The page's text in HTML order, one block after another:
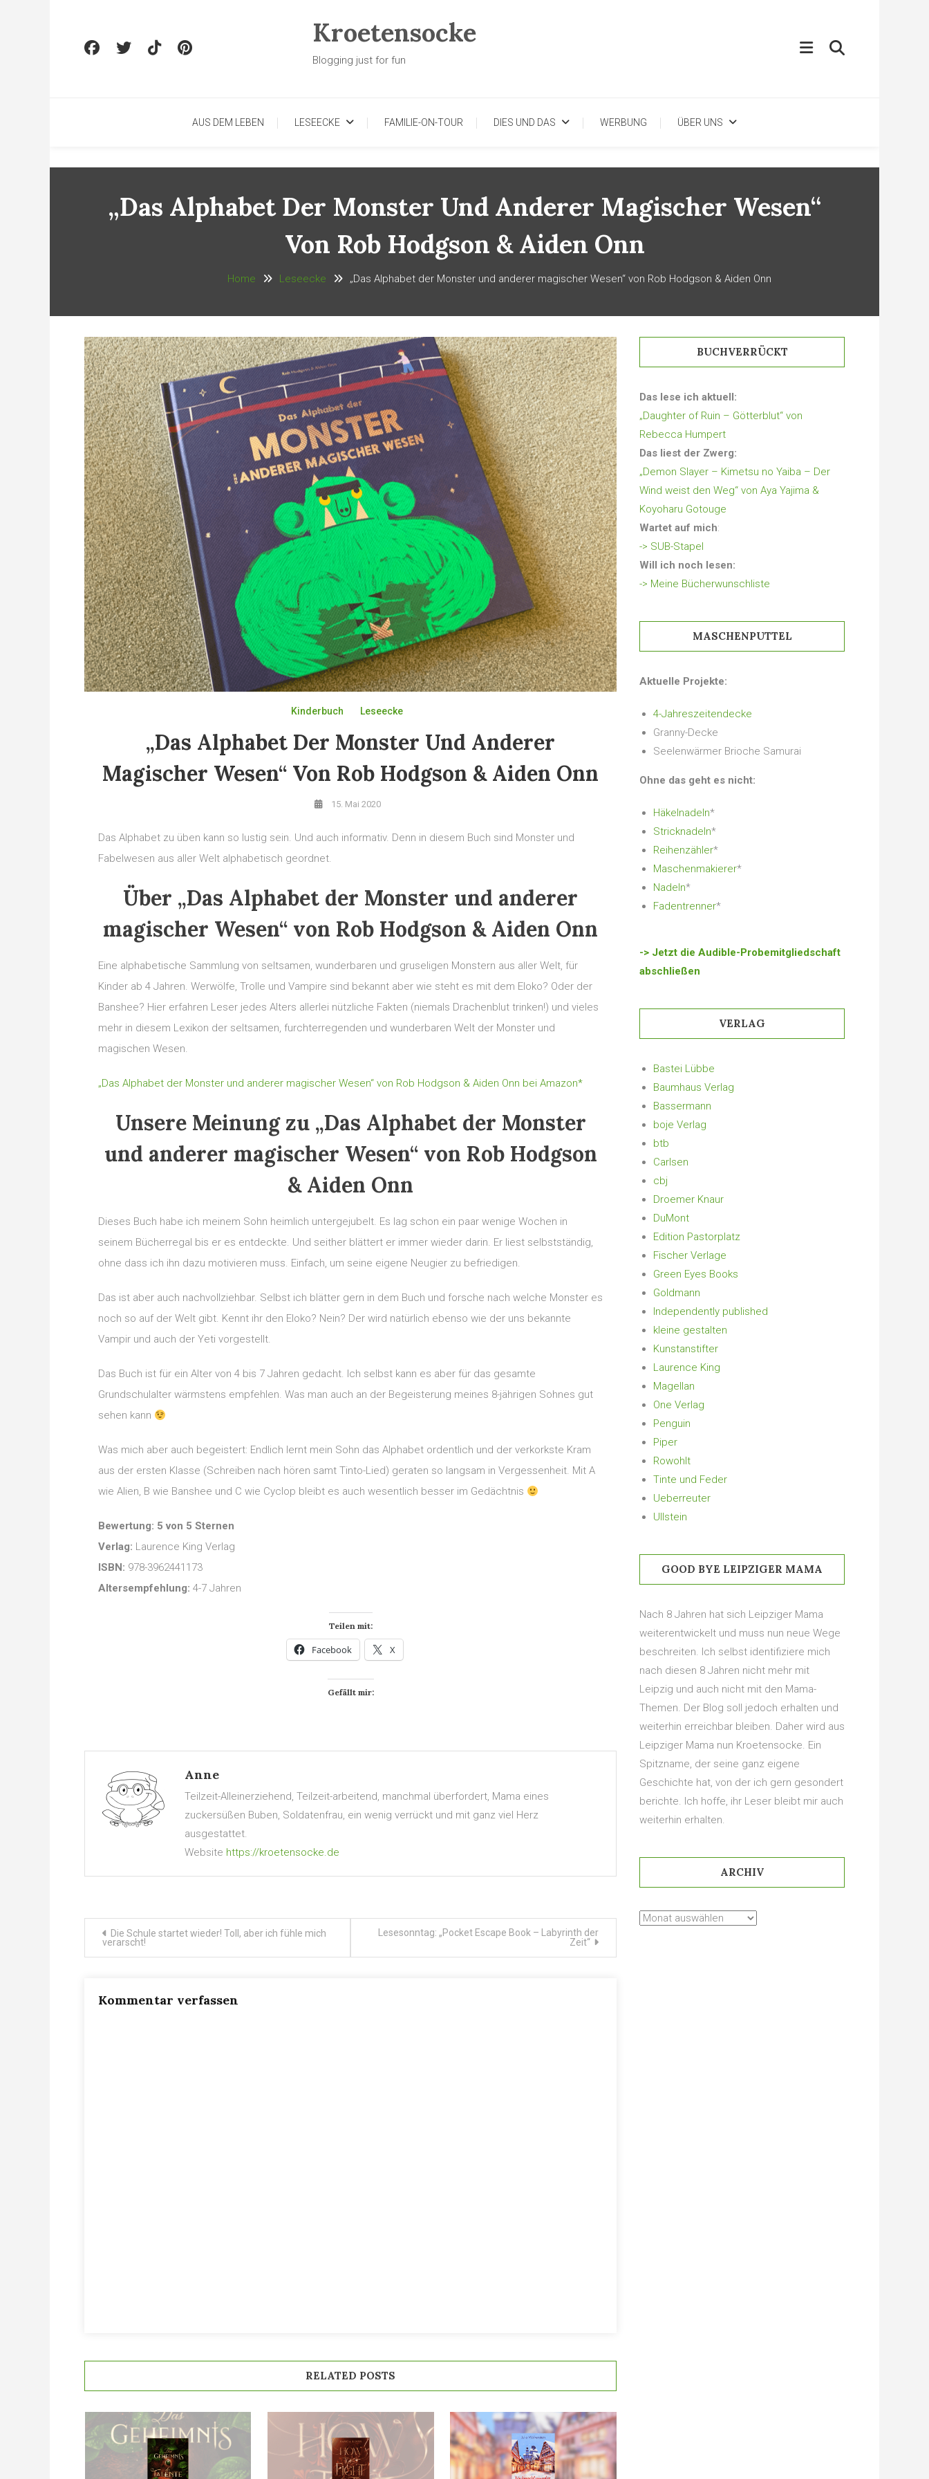
Kroetensocke
Blogging just for fun
AUS DEM LEBEN LESEECKE FAMILIE-ON-TOUR DIES UND DAS WERBUNG ÜBER UNS
„Das Alphabet Der Monster Und Anderer Magischer Wesen“
Von Rob Hodgson & Aiden Onn
Home Leseecke „Das Alphabet der Monster und anderer magischer Wesen“ von Rob Hodgson & Aiden Onn
Kinderbuch Leseecke
„Das Alphabet Der Monster Und Anderer
Magischer Wesen“ Von Rob Hodgson & Aiden Onn
15. Mai 2020
Das Alphabet zu üben kann so lustig sein. Und auch informativ. Denn in diesem Buch sind Monster und
Fabelwesen aus aller Welt alphabetisch geordnet.
Über „Das Alphabet der Monster und anderer
magischer Wesen“ von Rob Hodgson & Aiden Onn
Eine alphabetische Sammlung von seltsamen, wunderbaren und gruseligen Monstern aus aller Welt, für
Kinder ab 4 Jahren. Werwölfe, Trolle und Vampire sind bekannt aber wie steht es mit dem Eloko? Oder der
Banshee? Hier erfahren Leser jedes Alters allerlei nützliche Fakten (niemals Drachenblut trinken!) und vieles
mehr in diesem Lexikon der seltsamen, furchterregenden und wunderbaren Welt der Monster und
magischen Wesen.
„Das Alphabet der Monster und anderer magischer Wesen“ von Rob Hodgson & Aiden Onn bei Amazon*
Unsere Meinung zu „Das Alphabet der Monster
und anderer magischer Wesen“ von Rob Hodgson
& Aiden Onn
Dieses Buch habe ich meinem Sohn heimlich untergejubelt. Es lag schon ein paar wenige Wochen in
seinem Bücherregal bis er es entdeckte. Und seither blättert er immer wieder darin. Er liest selbstständig,
ohne dass ich ihn dazu motivieren muss. Einfach, um seine eigene Neugier zu befriedigen.
Das ist aber auch nachvollziehbar. Selbst ich blätter gern in dem Buch und forsche nach welche Monster es
noch so auf der Welt gibt. Kennt ihr den Eloko? Nein? Der wird natürlich ebenso wie der uns bekannte
Vampir und auch der Yeti vorgestellt.
Das Buch ist für ein Alter von 4 bis 7 Jahren gedacht. Ich selbst kann es aber für das gesamte
Grundschulalter wärmstens empfehlen. Was man auch an der Begeisterung meines 8-jährigen Sohnes gut
sehen kann
Was mich aber auch begeistert: Endlich lernt mein Sohn das Alphabet ordentlich und der verkorkste Kram
aus der ersten Klasse (Schreiben nach hören samt Tinto-Lied) geraten so langsam in Vergessenheit. Mit A
wie Alien, B wie Banshee und C wie Cyclop bleibt es auch wesentlich besser im Gedächtnis
Bewertung: 5 von 5 Sternen
Verlag: Laurence King Verlag
ISBN: 978-3962441173
Altersempfehlung: 4-7 Jahren
Teilen mit:
Facebook X
Gefällt mir:
Anne
Teilzeit-Alleinerziehend, Teilzeit-arbeitend, manchmal überfordert, Mama eines
zuckersüßen Buben, Soldatenfrau, ein wenig verrückt und mit ganz viel Herz
ausgestattet.
Website https://kroetensocke.de
Beitragsnavigation
Die Schule startet wieder! Toll, aber ich fühle mich
verarscht!
Lesesonntag: „Pocket Escape Book – Labyrinth der
Zeit“
Kommentar verfassen
RELATED POSTS
BUCHVERRÜCKT
Das lese ich aktuell:
„Daughter of Ruin – Götterblut“ von
Rebecca Humpert
Das liest der Zwerg:
„Demon Slayer – Kimetsu no Yaiba – Der
Wind weist den Weg“ von Aya Yajima &
Koyoharu Gotouge
Wartet auf mich:
-> SUB-Stapel
Will ich noch lesen:
-> Meine Bücherwunschliste
MASCHENPUTTEL
Aktuelle Projekte:
4-Jahreszeitendecke
Granny-Decke
Seelenwärmer Brioche Samurai
Ohne das geht es nicht:
Häkelnadeln*
Stricknadeln*
Reihenzähler*
Maschenmakierer*
Nadeln*
Fadentrenner*
-> Jetzt die Audible-Probemitgliedschaft
abschließen
VERLAG
Bastei Lübbe
Baumhaus Verlag
Bassermann
boje Verlag
btb
Carlsen
cbj
Droemer Knaur
DuMont
Edition Pastorplatz
Fischer Verlage
Green Eyes Books
Goldmann
Independently published
kleine gestalten
Kunstanstifter
Laurence King
Magellan
One Verlag
Penguin
Piper
Rowohlt
Tinte und Feder
Ueberreuter
Ullstein
GOOD BYE LEIPZIGER MAMA
Nach 8 Jahren hat sich Leipziger Mama
weiterentwickelt und muss nun neue Wege
beschreiten. Ich selbst identifiziere mich
nach diesen 8 Jahren nicht mehr mit
Leipzig und auch nicht mit den Mama-
Themen. Der Blog soll jedoch erhalten und
weiterhin erreichbar bleiben. Daher wird aus
Leipziger Mama nun Kroetensocke. Ein
Spitzname, der seine ganz eigene
Geschichte hat, von der ich gern gesondert
berichte. Ich hoffe, ihr Leser bleibt mir auch
weiterhin erhalten.
ARCHIV
Archiv